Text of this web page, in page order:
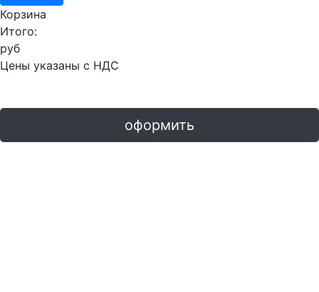
Корзина
Итого:
руб
Цены указаны с НДС
оформить